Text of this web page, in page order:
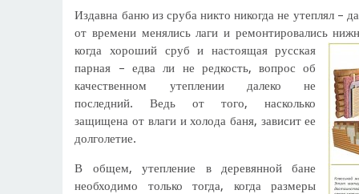
Издавна баню из сруба никто никогда не утеплял –
от времени менялись лаги и ремонтировались
когда хороший сруб и настоящая русская
парная – едва ли не редкость, вопрос об
качественном утеплении далеко не
последний. Ведь от того, насколько
защищена от влаги и холода баня, зависит ее
долголетие.
В общем, утепление в деревянной бане
необходимо только тогда, когда размеры